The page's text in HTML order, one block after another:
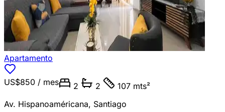
Apartamento
US$850 / mes 2 2
107 mts²
Av. Hispanoaméricana, Santiago